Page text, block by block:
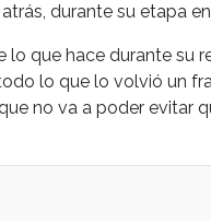
durante su etapa
lo que hace durante su
lo que lo volvió un
no va a poder evitar